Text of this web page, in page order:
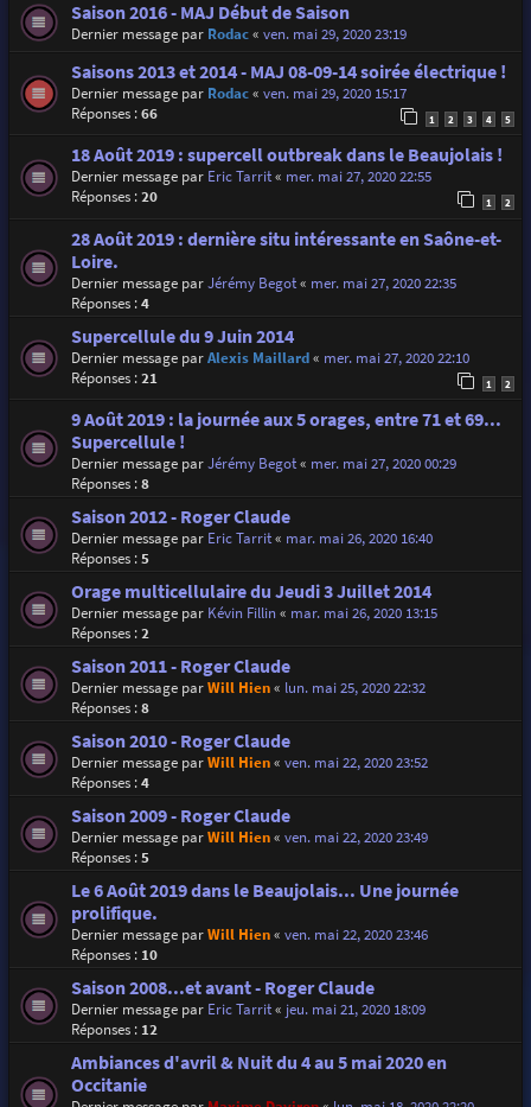
Saison 2016 - MAJ Début de Saison
Dernier message par Rodac« ven. mai 29, 2020 23:19
Saisons 2013 et 2014 - MAJ 08-09-14 soirée électrique !
Dernier message par Rodac« ven. mai 29, 2020 15:17
Réponses :66 1 2 3 4 5
18 Août 2019 : supercell outbreak dans le Beaujolais !
Dernier message par Eric Tarrit« mer. mai 27, 2020 22:55
Réponses :20 1 2
28 Août 2019 : dernière situ intéressante en Saône-et-
Loire.
Dernier message parJérémy Begot« mer. mai 27, 2020 22:35
Réponses :4
Supercellule du 9 Juin 2014
Dernier message parAlexis Maillard« mer. mai 27, 2020 22:10
Réponses :21 1 2
9 Août 2019 : la journée aux 5 orages, entre 71 et 69...
Supercellule !
Dernier message parJérémy Begot« mer. mai 27, 2020 00:29
Réponses :8
Saison 2012 - Roger Claude
Dernier message par Eric Tarrit« mar. mai 26, 2020 16:40
Réponses :5
Orage multicellulaire du Jeudi 3 Juillet 2014
Dernier message par Kévin Fillin« mar. mai 26, 2020 13:15
Réponses :2
Saison 2011 - Roger Claude
Dernier message parWill Hien« lun. mai 25, 2020 22:32
Réponses :8
Saison 2010 - Roger Claude
Dernier message parWill Hien« ven. mai 22, 2020 23:52
Réponses :4
Saison 2009 - Roger Claude
Dernier message parWill Hien« ven. mai 22, 2020 23:49
Réponses :5
Le 6 Août 2019 dans le Beaujolais... Une journée
prolifique.
Dernier message parWill Hien« ven. mai 22, 2020 23:46
Réponses : 10
Saison 2008...et avant - Roger Claude
Dernier message par Eric Tarrit« jeu. mai 21, 2020 18:09
Réponses : 12
Ambiances d'avril & Nuit du 4 au 5 mai 2020 en
Occitanie